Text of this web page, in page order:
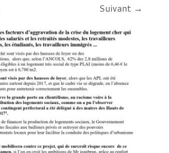
Suivant →